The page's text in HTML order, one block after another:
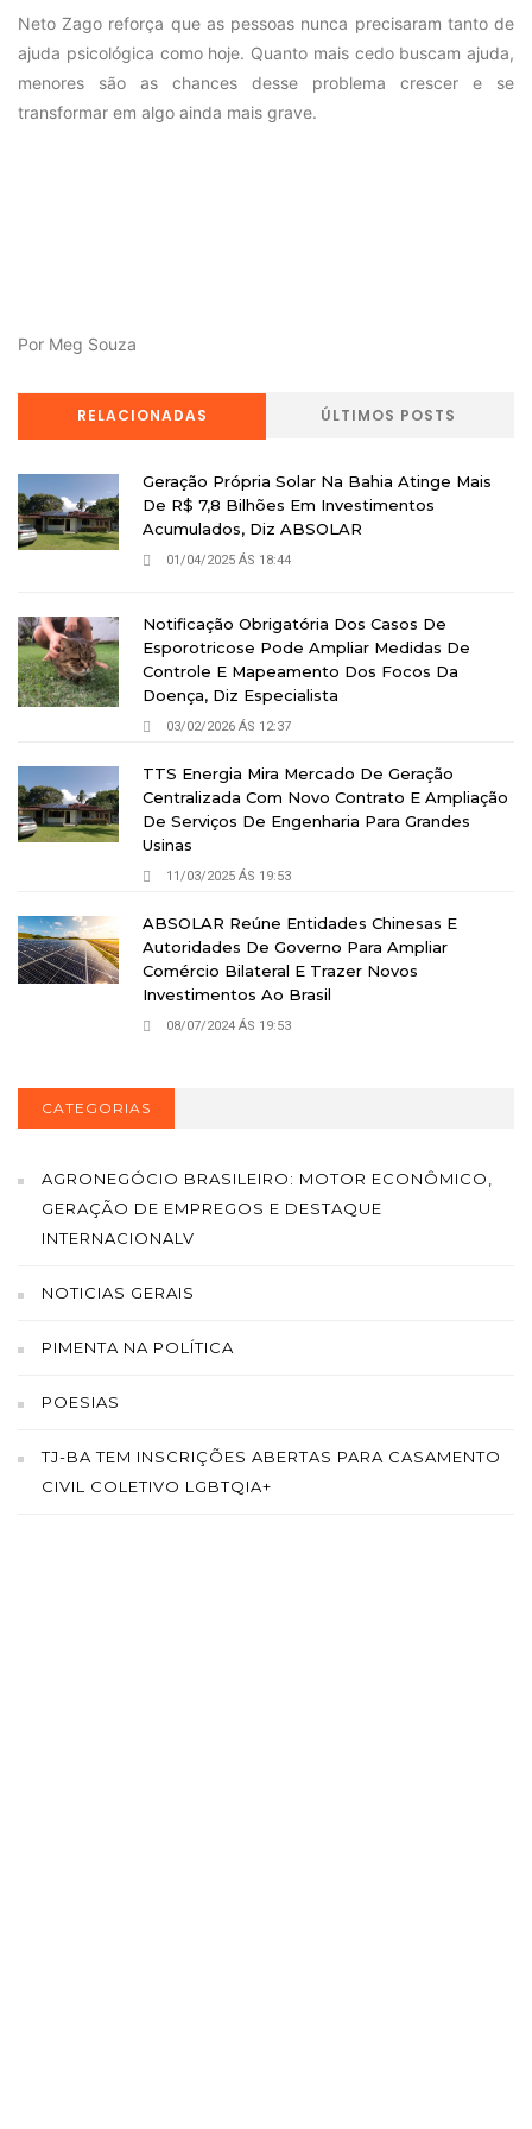
Neto Zago reforça que as pessoas nunca precisaram tanto de
ajuda psicológica como hoje. Quanto mais cedo buscam ajuda,
menores são as chances desse problema crescer e se
transformar em algo ainda mais grave.
Por Meg Souza
RELACIONADAS ÚLTIMOS POSTS
Geração Própria Solar Na Bahia Atinge Mais
De R$ 7,8 Bilhões Em Investimentos
Acumulados, Diz ABSOLAR
01/04/2025 ÁS 18:44
Notificação Obrigatória Dos Casos De
Esporotricose Pode Ampliar Medidas De
Controle E Mapeamento Dos Focos Da
Doença, Diz Especialista
03/02/2026 ÁS 12:37
TTS Energia Mira Mercado De Geração
Centralizada Com Novo Contrato E Ampliação
De Serviços De Engenharia Para Grandes
Usinas
11/03/2025 ÁS 19:53
ABSOLAR Reúne Entidades Chinesas E
Autoridades De Governo Para Ampliar
Comércio Bilateral E Trazer Novos
Investimentos Ao Brasil
08/07/2024 ÁS 19:53
CATEGORIAS
AGRONEGÓCIO BRASILEIRO: MOTOR ECONÔMICO,
GERAÇÃO DE EMPREGOS E DESTAQUE
INTERNACIONALV
NOTICIAS GERAIS
PIMENTA NA POLÍTICA
POESIAS
TJ-BA TEM INSCRIÇÕES ABERTAS PARA CASAMENTO
CIVIL COLETIVO LGBTQIA+